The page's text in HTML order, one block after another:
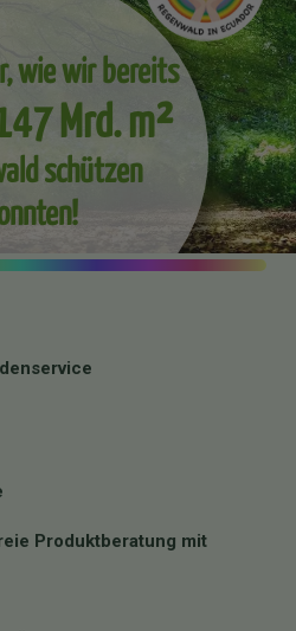
wie wir bereits
Mrd. m²
schützen
Produktberatung mit